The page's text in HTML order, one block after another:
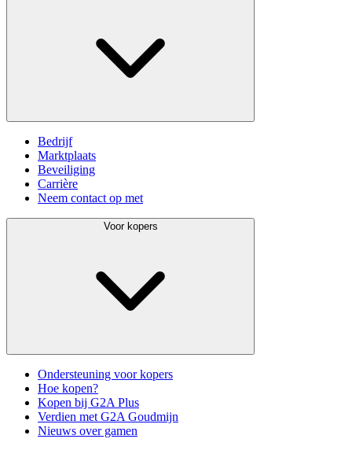
Bedrijf
Marktplaats
Beveiliging
Carrière
Neem contact op met
Voor kopers
Ondersteuning voor kopers
Hoe kopen?
Kopen bij G2A Plus
Verdien met G2A Goudmijn
Nieuws over gamen